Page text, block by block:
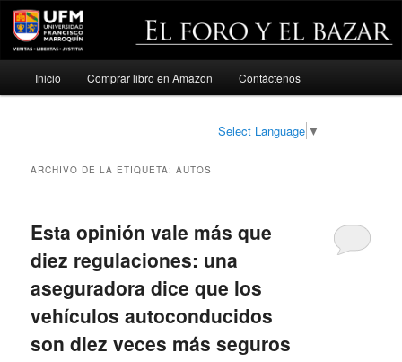
Ir
Ir
Inicio Comprar libro en Amazon Contáctenos
Select Language ▼
ARCHIVO DE LA ETIQUETA:AUTOS
Esta opinión vale más que
diez regulaciones: una
aseguradora dice que los
vehículos autoconducidos
son diez veces más seguros